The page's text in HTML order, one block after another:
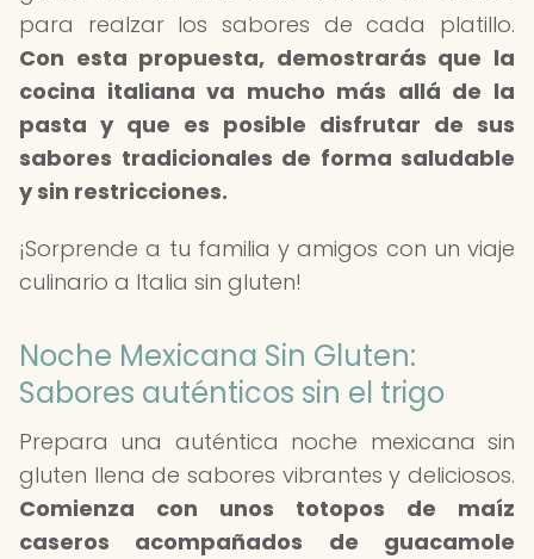
para realzar los sabores de cada platillo.
Con esta propuesta, demostrarás que la
cocina italiana va mucho más allá de la
pasta y que es posible disfrutar de sus
sabores tradicionales de forma saludable
y sin restricciones.
¡Sorprende a tu familia y amigos con un viaje
culinario a Italia sin gluten!
Noche Mexicana Sin Gluten:
Sabores auténticos sin el trigo
Prepara una auténtica noche mexicana sin
gluten llena de sabores vibrantes y deliciosos.
Comienza con unos totopos de maíz
caseros acompañados de guacamole